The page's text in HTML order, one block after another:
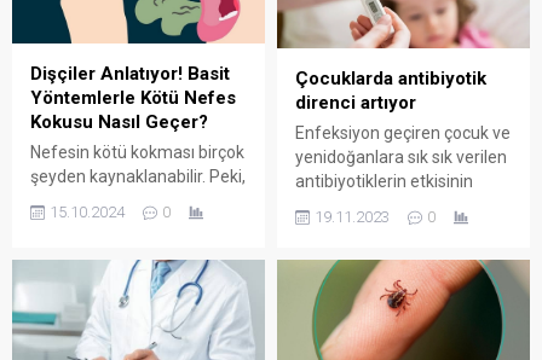
Dişçiler Anlatıyor! Basit
Yöntemlerle Kötü Nefes
Kokusu Nasıl Geçer?
Nefesin kötü kokması birçok
şeyden kaynaklanabilir. Peki,
İşte dişçilerden 9 değerli
15.10.2024 0
Çocuklarda antibiyotik
direnci artıyor
Enfeksiyon geçiren çocuk ve
yenidoğanlara sık sık verilen
antibiyotiklerin etkisinin
Peki çocuklarda antibiyotik
19.11.2023 0